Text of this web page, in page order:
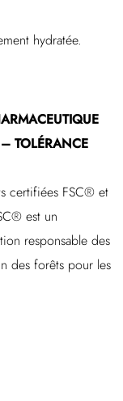
hydratée.
TOLÉRANCE
certifiées FSC® et
est un
responsable des
des forêts pour les